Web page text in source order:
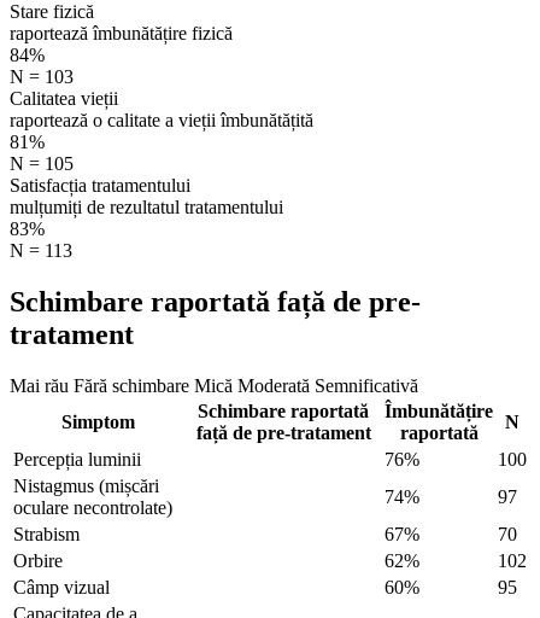
Stare fizică
raportează îmbunătățire fizică
84%
N = 103
Calitatea vieții
raportează o calitate a vieții îmbunătățită
81%
N = 105
Satisfacția tratamentului
mulțumiți de rezultatul tratamentului
83%
N = 113
Schimbare raportată față de pre-
tratament
Mai rău Fără schimbare Mică Moderată Semnificativă
Simptom
Schimbare raportată
față de pre-tratament
Îmbunătățire
raportată
N
Percepția luminii
76%
100
Nistagmus (mișcări
oculare necontrolate)
74%
97
Strabism
67%
70
Orbire
62%
102
Câmp vizual
60%
95
Capacitatea de a